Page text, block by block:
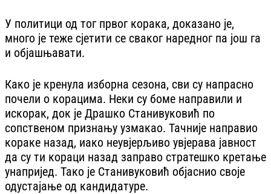
У политици од тог првог корака, доказано је,
много је теже сјетити се сваког наредног па још га
и објашњавати.
Како је кренула изборна сезона, сви су напрасно
почели о корацима. Неки су боме направили и
искорак, док је Драшко Станивуковић по
сопственом признању узмакао. Тачније направио
кораке назад, иако неувјерљиво увјерава јавност
да су ти кораци назад заправо стратешко кретање
унапријед. Тако је Станивуковић објаснио своје
одустајање од кандидатуре.